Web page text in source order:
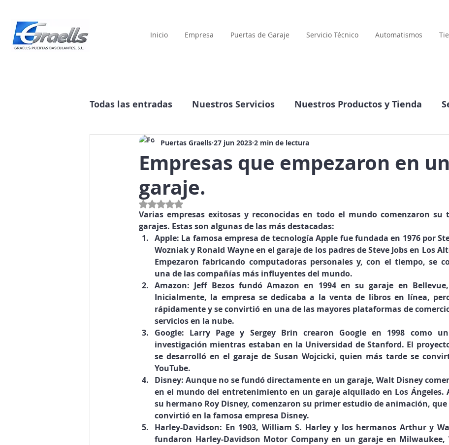
Inicio Empresa Puertas de Garaje Servicio Técnico Automatismos
Todas las entradas Nuestros Servicios Nuestros Productos y Tienda
Historia Publicidad Compañía Datos interesantes
Empresas que empezaron en un
garaje.
Puertas Graells 27 jun 2023 2 min de lectura
Obtuvo NaN de 5 estrellas.
Varias empresas exitosas y reconocidas en todo el mundo comenzaron su
garajes. Estas son algunas de las más destacadas:
Apple: La famosa empresa de tecnología Apple fue fundada en 1976 por
Wozniak y Ronald Wayne en el garaje de los padres de Steve Jobs en Los
Empezaron fabricando computadoras personales y, con el tiempo, se
una de las compañías más influyentes del mundo.
Amazon: Jeff Bezos fundó Amazon en 1994 en su garaje en
Inicialmente, la empresa se dedicaba a la venta de libros en línea,
rápidamente y se convirtió en una de las mayores plataformas de
servicios en la nube.
Google: Larry Page y Sergey Brin crearon Google en 1998 como
investigación mientras estaban en la Universidad de Stanford. El
se desarrolló en el garaje de Susan Wojcicki, quien más tarde se
YouTube.
Disney: Aunque no se fundó directamente en un garaje, Walt Disney
en el mundo del entretenimiento en un garaje alquilado en Los Ángeles.
su hermano Roy Disney, comenzaron su primer estudio de animación,
convirtió en la famosa empresa Disney.
Harley-Davidson: En 1903, William S. Harley y los hermanos Arthur y
fundaron Harley-Davidson Motor Company en un garaje en Milwaukee,